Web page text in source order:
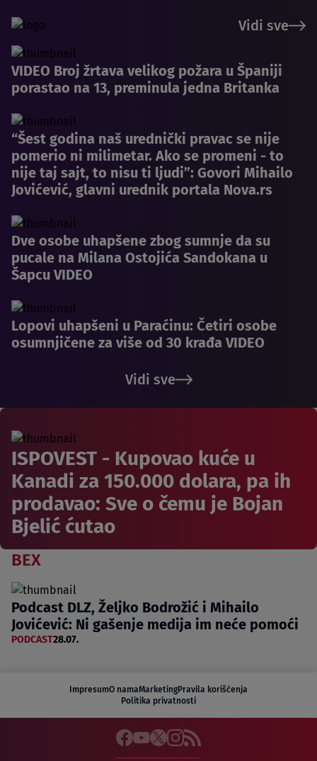
Vidi sve
VIDEO Broj žrtava velikog požara u Španiji
porastao na 13, preminula jedna Britanka
“Šest godina naš urednički pravac se nije
pomerio ni milimetar. Ako se promeni - to
nije taj sajt, to nisu ti ljudi”: Govori Mihailo
Jovićević, glavni urednik portala Nova.rs
Dve osobe uhapšene zbog sumnje da su
pucale na Milana Ostojića Sandokana u
Šapcu VIDEO
Lopovi uhapšeni u Paraćinu: Četiri osobe
osumnjičene za više od 30 krađa VIDEO
Vidi sve
ISPOVEST - Kupovao kuće u
Kanadi za 150.000 dolara, pa ih
prodavao: Sve o čemu je Bojan
Bjelić ćutao
BEX
Podcast DLZ, Željko Bodrožić i Mihailo
Jovićević: Ni gašenje medija im neće pomoći
PODCAST28.07.
ImpresumO namaMarketingPravila korišćenja
Politika privatnosti